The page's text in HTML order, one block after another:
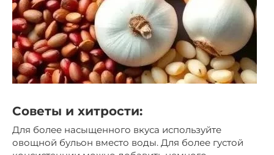
Советы и хитрости:
Для более насыщенного вкуса используйте
овощной бульон вместо воды. Для более густой